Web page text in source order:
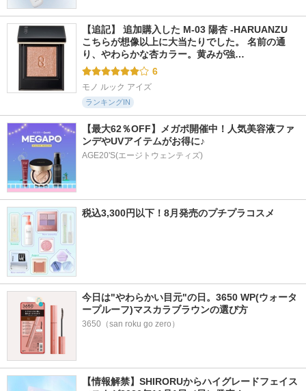
【追記】 追加購入した M-03 陽杏 -HARUANZU
こちらが想像以上に大当たりでした。 名前の通
り、やわらかな杏カラー。黄みが強…
6
モノ ルック アイズ
ランキングIN
【最大62％OFF】メガポ開催中！人気美容液ファ
ンデやUVアイテムがお得に♪
AGE20'S(エージトウェンティズ)
税込3,300円以下！8月発売のプチプラコスメ
今日は"やわらかい目元"の日。3650 WP(ウォータ
ープルーフ)マスカラブラウンの選び方
3650（san roku go zero）
【情報解禁】SHIRORUからハイグレードフェイス